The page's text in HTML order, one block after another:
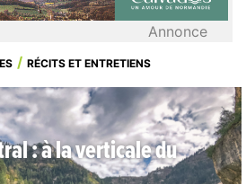
Annonce
RÉCITS ET ENTRETIENS
: à la verticale du